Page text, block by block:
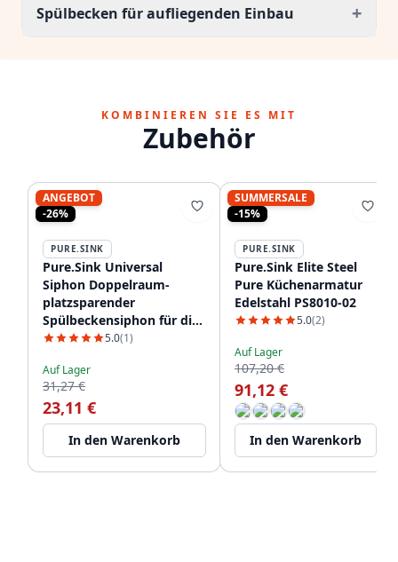
Spülbecken für aufliegenden Einbau +
KOMBINIEREN SIE ES MIT
Zubehör
ANGEBOT
-26%
PURE.SINK
Pure.Sink Universal
Siphon Doppelraum-
platzsparender
Spülbeckensiphon für die
Küche mit 2
WSTDSI-32
5.0(1)
Auf Lager
31,27 €
23,11 €
In den Warenkorb
SUMMERSALE
-15%
PURE.SINK
Pure.Sink Elite Steel
Pure Küchenarmatur
Edelstahl PS8010-02
5.0(2)
Auf Lager
107,20 €
91,12 €
In den Warenkorb